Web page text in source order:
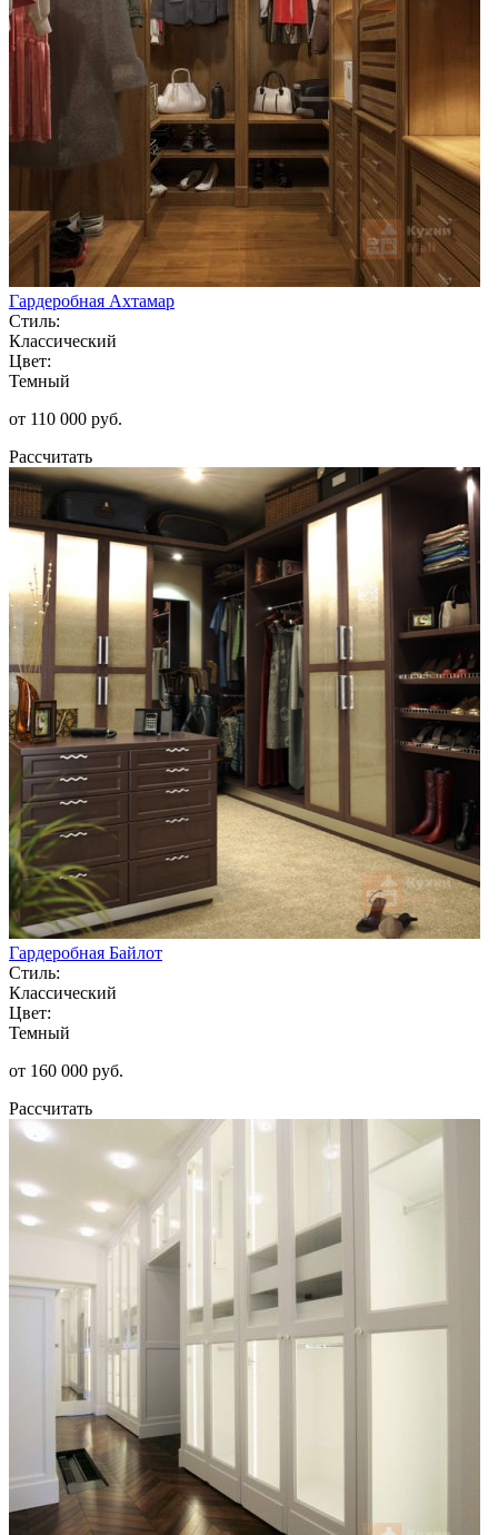
Гардеробная Ахтамар
Стиль:
Классический
Цвет:
Темный
от 110 000 руб.
Рассчитать
Гардеробная Байлот
Стиль:
Классический
Цвет:
Темный
от 160 000 руб.
Рассчитать